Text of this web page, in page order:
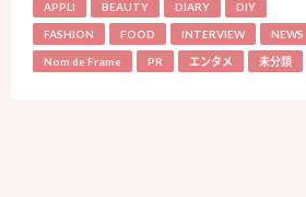
APPLI BEAUTY DIARY DIY
FASHION FOOD INTERVIEW NEWS
Nom de Frame PR エンタメ 未分類